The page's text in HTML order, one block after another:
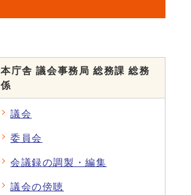
本庁舎 議会事務局 総務課 総務
係
議会
委員会
会議録の調製・編集
議会の傍聴